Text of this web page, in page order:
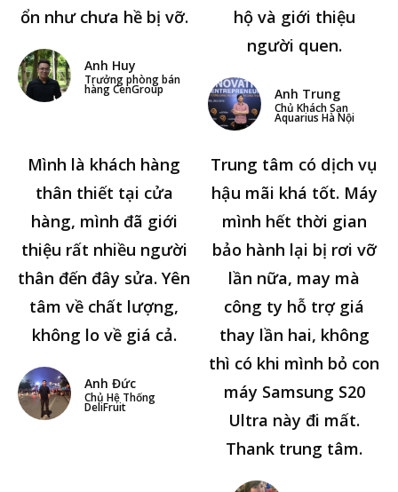
ổn như chưa hề bị vỡ.
Anh Huy
Trưởng phòng bán
hàng CenGroup
hộ và giới thiệu
người quen.
Anh Trung
Chủ Khách Sạn
Aquarius Hà Nội
Mình là khách hàng
thân thiết tại cửa
hàng, mình đã giới
thiệu rất nhiều người
thân đến đây sửa. Yên
tâm về chất lượng,
không lo về giá cả.
Anh Đức
Chủ Hệ Thống
DeliFruit
Trung tâm có dịch vụ
hậu mãi khá tốt. Máy
mình hết thời gian
bảo hành lại bị rơi vỡ
lần nữa, may mà
công ty hỗ trợ giá
thay lần hai, không
thì có khi mình bỏ con
máy Samsung S20
Ultra này đi mất.
Thank trung tâm.